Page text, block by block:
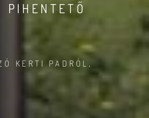
PIHENTETŐ
KERTI PADRÓL,